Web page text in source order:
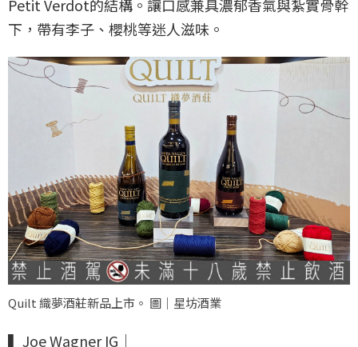
Petit Verdot的結構。讓口感兼具濃郁香氣與紮實骨幹
下，帶有李子、櫻桃等迷人滋味。
Quilt 織夢酒莊新品上市。 圖｜星坊酒業
▍Joe Wagner IG｜